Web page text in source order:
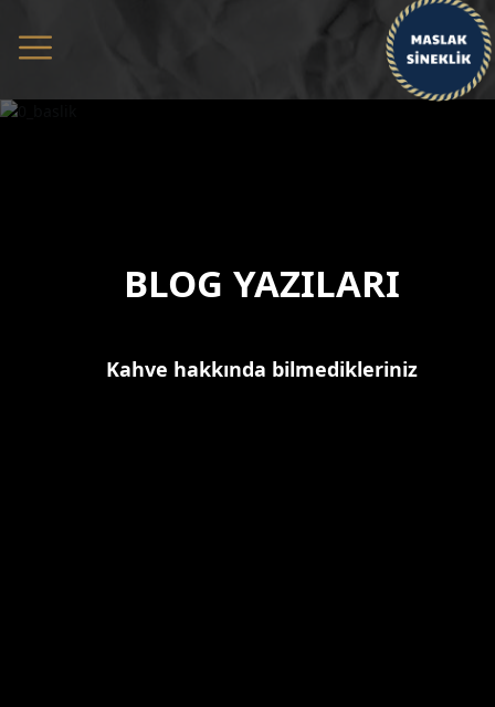
BLOG YAZILARI
Kahve hakkında bilmedikleriniz